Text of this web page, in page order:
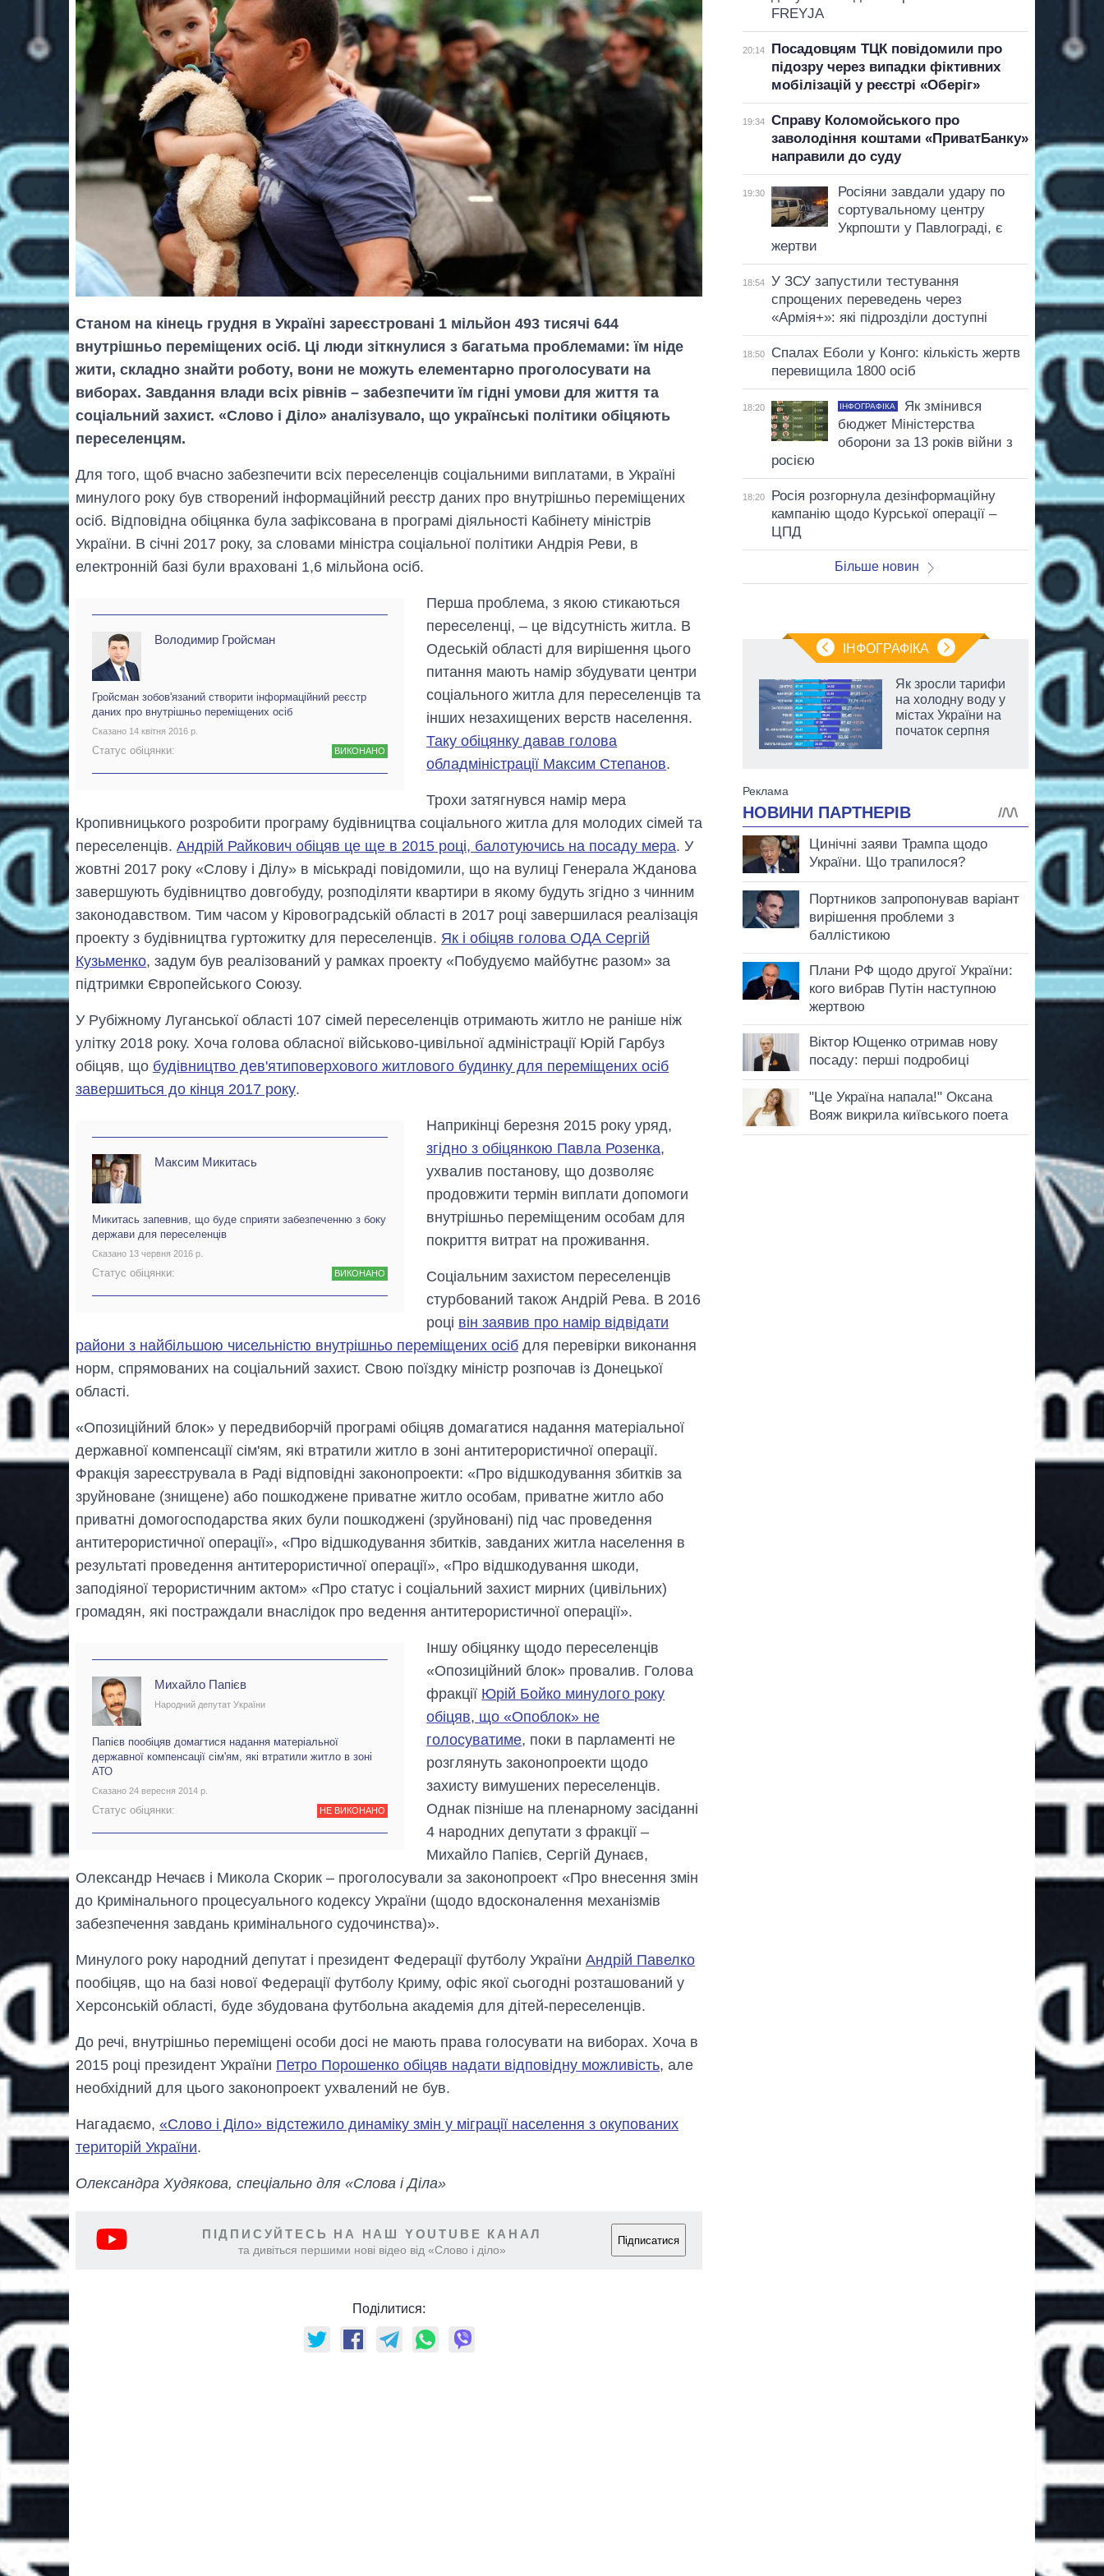
Станом на кінець грудня в Україні зареєстровані 1 мільйон 493 тисячі 644
внутрішньо переміщених осіб. Ці люди зіткнулися з багатьма проблемами: їм ніде
жити, складно знайти роботу, вони не можуть елементарно проголосувати на
виборах. Завдання влади всіх рівнів – забезпечити їм гідні умови для життя та
соціальний захист. «Слово і Діло» аналізувало, що українські політики обіцяють
переселенцям.
Для того, щоб вчасно забезпечити всіх переселенців соціальними виплатами, в Україні
минулого року був створений інформаційний реєстр даних про внутрішньо переміщених
осіб. Відповідна обіцянка була зафіксована в програмі діяльності Кабінету міністрів
України. В січні 2017 року, за словами міністра соціальної політики Андрія Реви, в
електронній базі були враховані 1,6 мільйона осіб.
Володимир Гройсман
Гройсман зобов'язаний створити інформаційний реєстр
даних про внутрішньо переміщених осіб
Сказано 14 квітня 2016 р.
Статус обіцянки: ВИКОНАНО
Перша проблема, з якою стикаються
переселенці, – це відсутність житла. В
Одеській області для вирішення цього
питання мають намір збудувати центри
соціального житла для переселенців та
інших незахищених верств населення.
Таку обіцянку давав голова
обладміністрації Максим Степанов.
Трохи затягнувся намір мера
Кропивницького розробити програму будівництва соціального житла для молодих сімей та
переселенців. Андрій Райкович обіцяв це ще в 2015 році, балотуючись на посаду мера. У
жовтні 2017 року «Слову і Ділу» в міськраді повідомили, що на вулиці Генерала Жданова
завершують будівництво довгобуду, розподіляти квартири в якому будуть згідно з чинним
законодавством. Тим часом у Кіровоградській області в 2017 році завершилася реалізація
проекту з будівництва гуртожитку для переселенців. Як і обіцяв голова ОДА Сергій
Кузьменко, задум був реалізований у рамках проекту «Побудуємо майбутнє разом» за
підтримки Європейського Союзу.
У Рубіжному Луганської області 107 сімей переселенців отримають житло не раніше ніж
улітку 2018 року. Хоча голова обласної військово-цивільної адміністрації Юрій Гарбуз
обіцяв, що будівництво дев'ятиповерхового житлового будинку для переміщених осіб
завершиться до кінця 2017 року.
Максим Микитась
Микитась запевнив, що буде сприяти забезпеченню з боку
держави для переселенців
Сказано 13 червня 2016 р.
Статус обіцянки: ВИКОНАНО
Наприкінці березня 2015 року уряд,
згідно з обіцянкою Павла Розенка,
ухвалив постанову, що дозволяє
продовжити термін виплати допомоги
внутрішньо переміщеним особам для
покриття витрат на проживання.
Соціальним захистом переселенців
стурбований також Андрій Рева. В 2016
році він заявив про намір відвідати
райони з найбільшою чисельністю внутрішньо переміщених осіб для перевірки виконання
норм, спрямованих на соціальний захист. Свою поїздку міністр розпочав із Донецької
області.
«Опозиційний блок» у передвиборчій програмі обіцяв домагатися надання матеріальної
державної компенсації сім'ям, які втратили житло в зоні антитерористичної операції.
Фракція зареєструвала в Раді відповідні законопроекти: «Про відшкодування збитків за
зруйноване (знищене) або пошкоджене приватне житло особам, приватне житло або
приватні домогосподарства яких були пошкоджені (зруйновані) під час проведення
антитерористичної операції», «Про відшкодування збитків, завданих житла населення в
результаті проведення антитерористичної операції», «Про відшкодування шкоди,
заподіяної терористичним актом» «Про статус і соціальний захист мирних (цивільних)
громадян, які постраждали внаслідок про ведення антитерористичної операції».
Михайло Папієв
Народний депутат України
Папієв пообіцяв домагтися надання матеріальної
державної компенсації сім'ям, які втратили житло в зоні
АТО
Сказано 24 вересня 2014 р.
Статус обіцянки: НЕ ВИКОНАНО
Іншу обіцянку щодо переселенців
«Опозиційний блок» провалив. Голова
фракції Юрій Бойко минулого року
обіцяв, що «Опоблок» не
голосуватиме, поки в парламенті не
розглянуть законопроекти щодо
захисту вимушених переселенців.
Однак пізніше на пленарному засіданні
4 народних депутати з фракції –
Михайло Папієв, Сергій Дунаєв,
Олександр Нечаєв і Микола Скорик – проголосували за законопроект «Про внесення змін
до Кримінального процесуального кодексу України (щодо вдосконалення механізмів
забезпечення завдань кримінального судочинства)».
Минулого року народний депутат і президент Федерації футболу України Андрій Павелко
пообіцяв, що на базі нової Федерації футболу Криму, офіс якої сьогодні розташований у
Херсонській області, буде збудована футбольна академія для дітей-переселенців.
До речі, внутрішньо переміщені особи досі не мають права голосувати на виборах. Хоча в
2015 році президент України Петро Порошенко обіцяв надати відповідну можливість, але
необхідний для цього законопроект ухвалений не був.
Нагадаємо, «Слово і Діло» відстежило динаміку змін у міграції населення з окупованих
територій України.
Олександра Худякова, спеціально для «Слова і Діла»
ПІДПИСУЙТЕСЬ НА НАШ YOUTUBE КАНАЛ
та дивіться першими нові відео від «Слово і діло»
Підписатися
Поділитися:
FREYJA
20:14
Посадовцям ТЦК повідомили про
підозру через випадки фіктивних
мобілізацій у реєстрі «Оберіг»
19:34
Справу Коломойського про
заволодіння коштами «ПриватБанку»
направили до суду
19:30
Росіяни завдали удару по
сортувальному центру
Укрпошти у Павлограді, є
жертви
18:54
У ЗСУ запустили тестування
спрощених переведень через
«Армія+»: які підрозділи доступні
18:50
Спалах Еболи у Конго: кількість жертв
перевищила 1800 осіб
18:20 ІНФОГРАФІКА
Як змінився
бюджет Міністерства
оборони за 13 років війни з
росією
18:20
Росія розгорнула дезінформаційну
кампанію щодо Курської операції –
ЦПД
Більше новин
ІНФОГРАФІКА
Економіка ШІ-
гігантів: скільки
коштують і
OpenAI та
Anthropic
Як зросли тарифи
на холодну воду у
містах України на
початок серпня